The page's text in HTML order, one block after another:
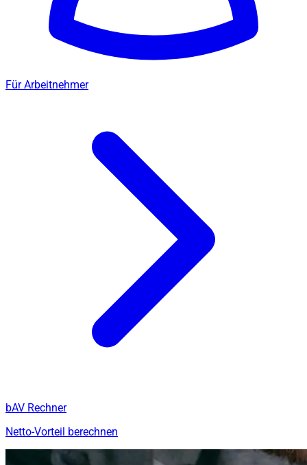
Für Arbeitnehmer
bAV Rechner
Netto-Vorteil berechnen